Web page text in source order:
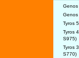
Genos
Genos
Tyros
Tyros
S975)
Tyros
S770)